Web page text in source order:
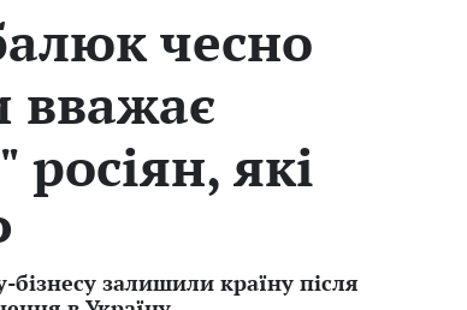
чесно
вважає
які
бізнесу залишили країну після